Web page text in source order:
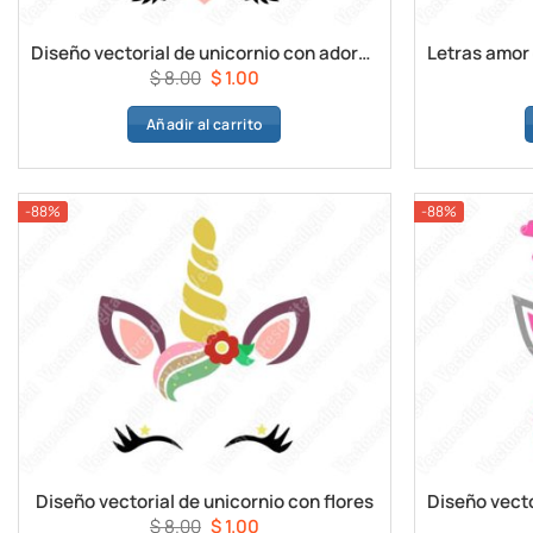
Diseño vectorial de unicornio con adornos
$8.00 El
precio
original
$ 8.00.
$1.00El
precio
actual
$ 1.00.
Añadir al carrito
-88%
Diseño vectorial de unicornio con flores
$8.00 El
$1.00El
-88%